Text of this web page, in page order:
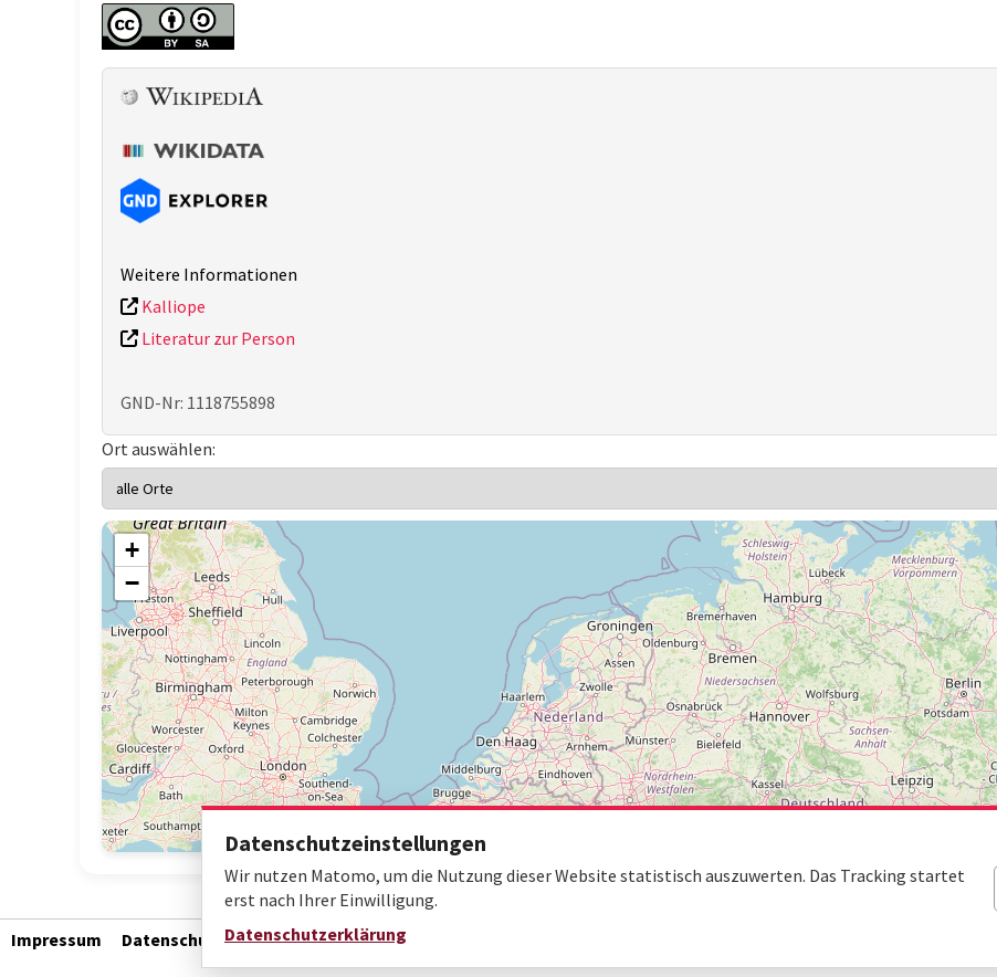
Weitere Informationen
Kalliope
Literatur zur Person
GND-Nr: 1118755898
Ort auswählen:
+
−
Impressum Datenschutz Barrierefreiheit
Datenschutzeinstellungen
Wir nutzen Matomo, um die Nutzung dieser Website statistisch auszuwerten. Das Tracking startet
erst nach Ihrer Einwilligung.
Datenschutzerklärung